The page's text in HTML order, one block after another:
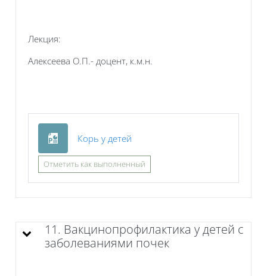
Лекция:
Алексеева О.П.- доцент, к.м.н.
Корь у детей
Отметить как выполненный
11. Вакцинопрофилактика у детей с
заболеваниями почек